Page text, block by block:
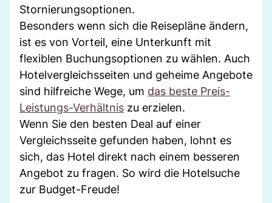
Stornierungsoptionen.
Besonders wenn sich die Reisepläne ändern,
ist es von Vorteil, eine Unterkunft mit
flexiblen Buchungsoptionen zu wählen. Auch
Hotelvergleichsseiten und geheime Angebote
sind hilfreiche Wege, um das beste Preis-
Leistungs-Verhältnis zu erzielen.
Wenn Sie den besten Deal auf einer
Vergleichsseite gefunden haben, lohnt es
sich, das Hotel direkt nach einem besseren
Angebot zu fragen. So wird die Hotelsuche
zur Budget-Freude!